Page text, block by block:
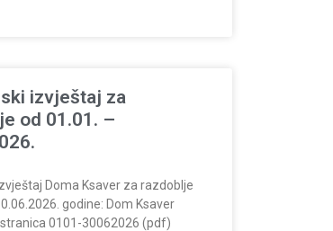
izvještaj za
od 01.01. –
Doma Ksaver za razdoblje
godine: Dom Ksaver
0101-30062026 (pdf)